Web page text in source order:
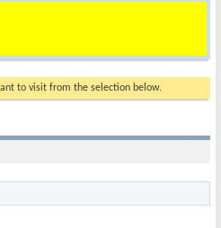
to visit from the selection below.